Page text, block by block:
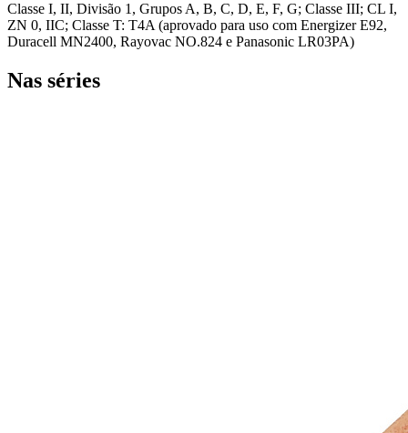
Classe I, II, Divisão 1, Grupos A, B, C, D, E, F, G; Classe III; CL I,
ZN 0, IIC; Classe T: T4A (aprovado para uso com Energizer E92,
Duracell MN2400, Rayovac NO.824 e Panasonic LR03PA)
Nas séries